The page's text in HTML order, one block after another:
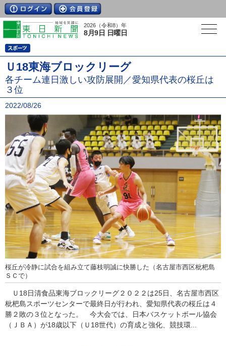
2026（令和8）年
8月9日 日曜日
Ｕ18東海ブロックリーグ
各チーム連日激しい攻防展開／愛知県代表の桜丘は
３位
2022/08/26
桜丘が冷静に試合を組み立て藤枝明誠に快勝した（名古屋市西区枇杷島
ＳＣで）
Ｕ18日清食品東海ブロックリーグ２０２２は25日、名古屋市西区
枇杷島スポーツセンターで最終日が行われ、愛知県代表の桜丘は４
勝２敗の３位となった。 今大会では、日本バスケットボール協会
（ＪＢＡ）が18歳以下（Ｕ18世代）の育成と強化、競技環...